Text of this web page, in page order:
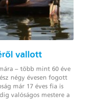
vallott
– több mint 60 éve
négy évesen fogott
már 17 éves fia is
valóságos mestere a